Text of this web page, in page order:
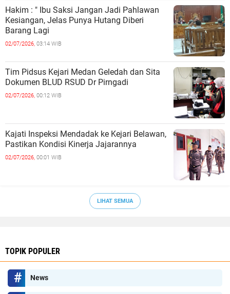
Hakim : " Ibu Saksi Jangan Jadi Pahlawan
Kesiangan, Jelas Punya Hutang Diberi
Barang Lagi
02/07/2026, 03:14 WIB
Tim Pidsus Kejari Medan Geledah dan Sita
Dokumen BLUD RSUD Dr Pirngadi
02/07/2026, 00:12 WIB
Kajati Inspeksi Mendadak ke Kejari Belawan,
Pastikan Kondisi Kinerja Jajarannya
02/07/2026, 00:01 WIB
LIHAT SEMUA
TOPIK POPULER
News